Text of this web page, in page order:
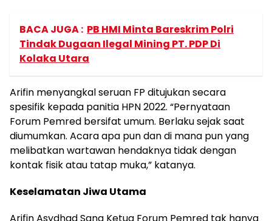
BACA JUGA : PB HMI Minta Bareskrim Polri
Tindak Dugaan Ilegal Mining PT. PDP Di
Kolaka Utara
Arifin menyangkal seruan FP ditujukan secara
spesifik kepada panitia HPN 2022. “Pernyataan
Forum Pemred bersifat umum. Berlaku sejak saat
diumumkan. Acara apa pun dan di mana pun yang
melibatkan wartawan hendaknya tidak dengan
kontak fisik atau tatap muka,” katanya.
Keselamatan Jiwa Utama